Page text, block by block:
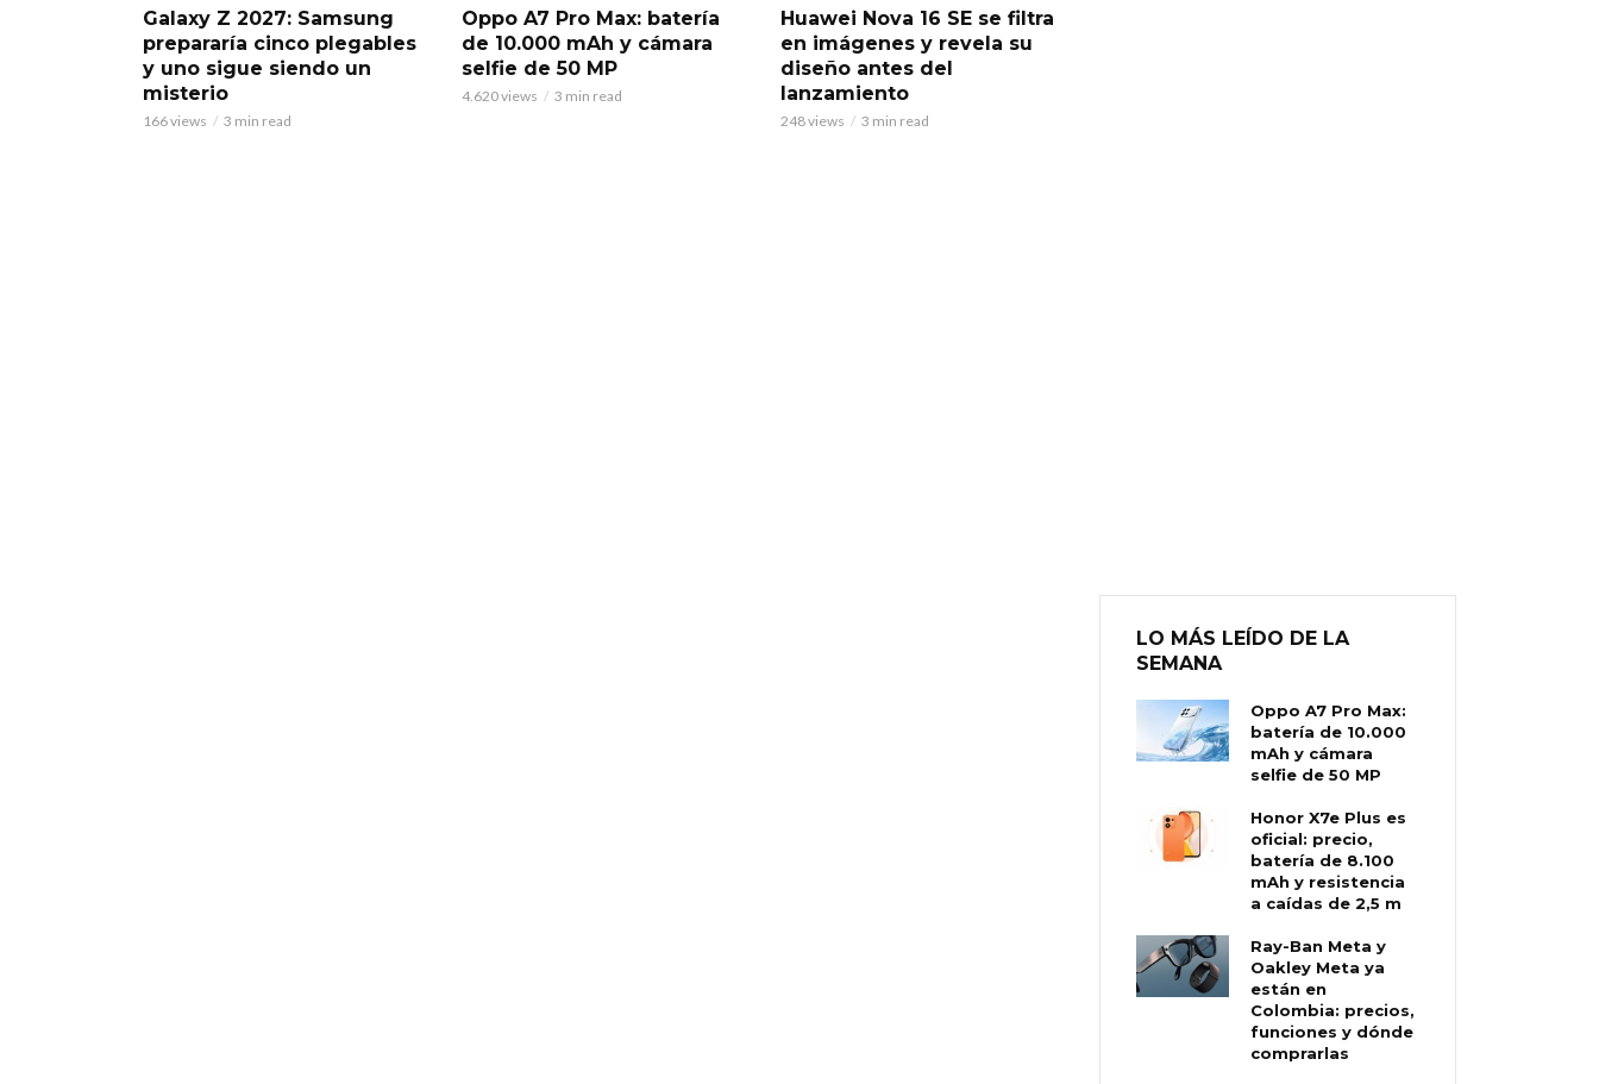
Galaxy Z 2027: Samsung
prepararía cinco plegables
y uno sigue siendo un
misterio
166 views 3 min read
Oppo A7 Pro Max: batería
de 10.000 mAh y cámara
selfie de 50 MP
4.620 views 3 min read
Huawei Nova 16 SE se filtra
en imágenes y revela su
diseño antes del
lanzamiento
248 views 3 min read
LO MÁS LEÍDO DE LA
SEMANA
Oppo A7 Pro Max:
batería de 10.000
mAh y cámara
selfie de 50 MP
Honor X7e Plus es
oficial: precio,
batería de 8.100
mAh y resistencia
a caídas de 2,5 m
Ray-Ban Meta y
Oakley Meta ya
están en
Colombia: precios,
funciones y dónde
comprarlas